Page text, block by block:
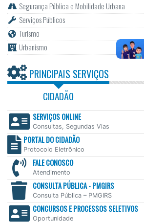
Segurança Pública e Mobilidade Urbana
Serviços Públicos
Turismo
Urbanismo
PRINCIPAIS SERVIÇOS
CIDADÃO
SERVIÇOS ONLINE
Consultas, Segundas Vias
PORTAL DO CIDADÃO
Protocolo Eletrônico
FALE CONOSCO
Atendimento
CONSULTA PÚBLICA - PMGIRS
Consulta Pública – PMGIRS
CONCURSOS E PROCESSOS SELETIVOS
Oportunidade